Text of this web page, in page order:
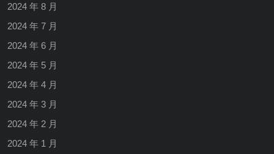
2024 年 8 月
2024 年 7 月
2024 年 6 月
2024 年 5 月
2024 年 4 月
2024 年 3 月
2024 年 2 月
2024 年 1 月